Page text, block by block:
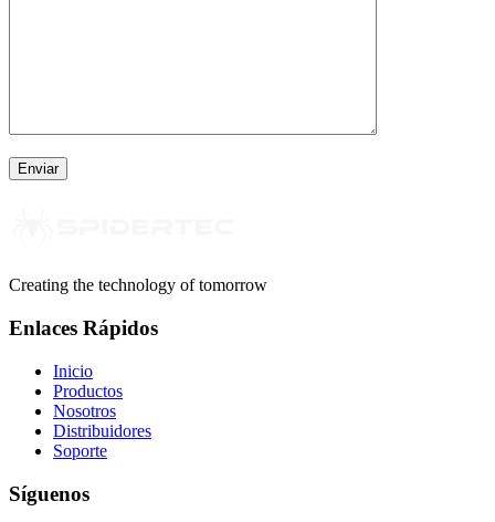
Creating the technology of tomorrow
Enlaces Rápidos
Inicio
Productos
Nosotros
Distribuidores
Soporte
Síguenos